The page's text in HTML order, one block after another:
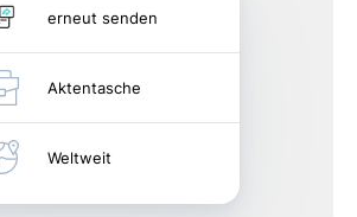
erneut senden
Aktentasche
Weltweit